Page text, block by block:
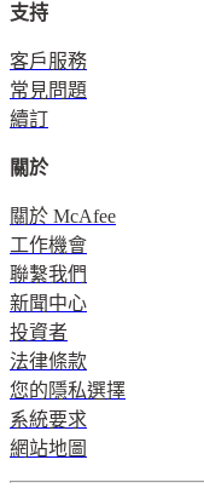
支持
客戶服務
常見問題
續訂
關於
關於 McAfee
工作機會
聯繫我們
新聞中心
投資者
法律條款
您的隱私選擇
系統要求
網站地圖